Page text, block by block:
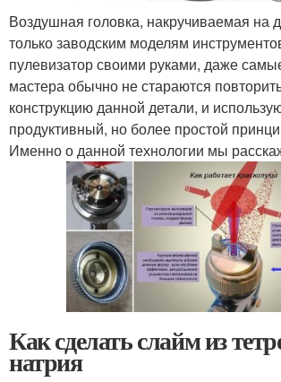
Воздушная головка, накручиваемая на
только заводским моделям
пулевизатор своими руками, даже
мастера обычно не стараются
конструкцию данной детали, и
продуктивный, но более простой
Именно о данной технологии мы
Как сделать слайм из
натрия